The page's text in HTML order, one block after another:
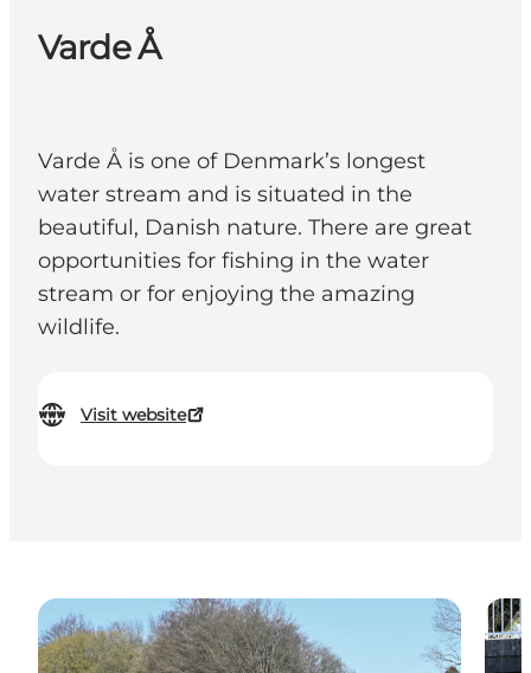
Varde Å
Varde Å is one of Denmark’s longest
water stream and is situated in the
beautiful, Danish nature. There are great
opportunities for fishing in the water
stream or for enjoying the amazing
wildlife.
Visit website